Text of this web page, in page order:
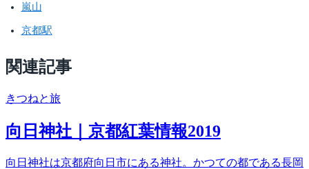
嵐山
京都駅
関連記事
きつねと旅
向日神社｜京都紅葉情報2019
向日神社は京都府向日市にある神社。かつての都である長岡